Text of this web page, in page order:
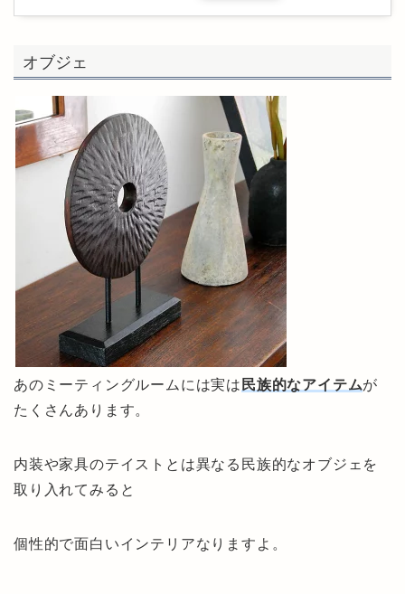
オブジェ
あのミーティングルームには実は 民族的なアイテムが
たくさんあります。
内装や家具のテイストとは異なる民族的なオブジェを
取り入れてみると
個性的で面白いインテリアなりますよ。